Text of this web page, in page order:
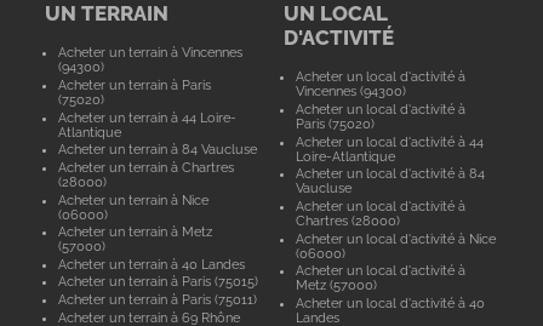
UN TERRAIN
Acheter un terrain à Vincennes
(94300)
Acheter un terrain à Paris
(75020)
Acheter un terrain à 44 Loire-
Atlantique
Acheter un terrain à 84 Vaucluse
Acheter un terrain à Chartres
(28000)
Acheter un terrain à Nice
(06000)
Acheter un terrain à Metz
(57000)
Acheter un terrain à 40 Landes
Acheter un terrain à Paris (75015)
Acheter un terrain à Paris (75011)
Acheter un terrain à 69 Rhône
UN LOCAL
D'ACTIVITÉ
Acheter un local d'activité à
Vincennes (94300)
Acheter un local d'activité à
Paris (75020)
Acheter un local d'activité à 44
Loire-Atlantique
Acheter un local d'activité à 84
Vaucluse
Acheter un local d'activité à
Chartres (28000)
Acheter un local d'activité à Nice
(06000)
Acheter un local d'activité à
Metz (57000)
Acheter un local d'activité à 40
Landes